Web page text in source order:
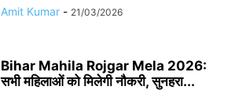
Amit Kumar - 21/03/2026
Bihar Mahila Rojgar Mela 2026:
सभी महिलाओं को मिलेगी नौकरी, सुनहरा...